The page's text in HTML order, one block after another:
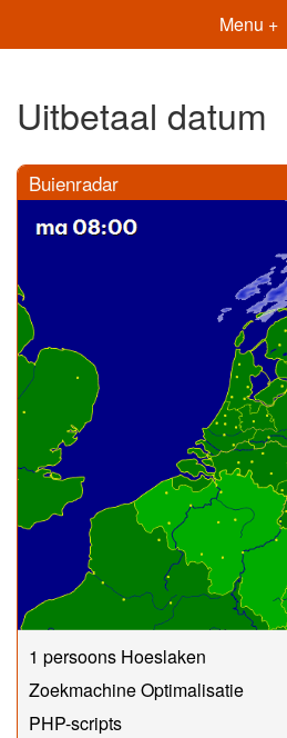
Menu +
Uitbetaal datum
Buienradar
1 persoons Hoeslaken
Zoekmachine Optimalisatie
PHP-scripts